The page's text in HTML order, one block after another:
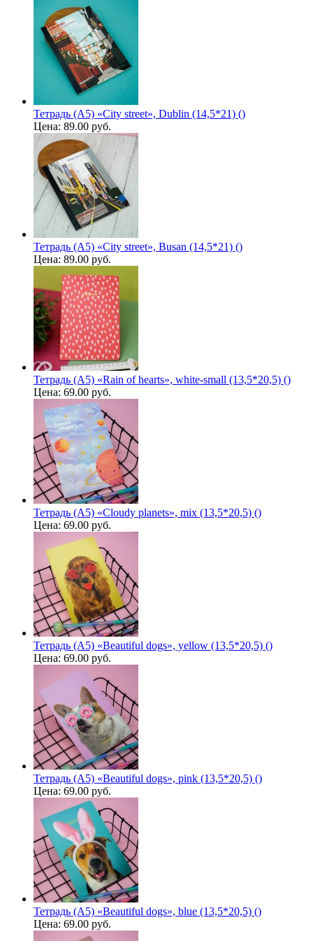
Тетрадь (A5) «City street», Dublin (14,5*21) ()
Цена: 89.00 руб.
Тетрадь (A5) «City street», Busan (14,5*21) ()
Цена: 89.00 руб.
Тетрадь (A5) «Rain of hearts», white-small (13,5*20,5) ()
Цена: 69.00 руб.
Тетрадь (A5) «Cloudy planets», mix (13,5*20,5) ()
Цена: 69.00 руб.
Тетрадь (A5) «Beautiful dogs», yellow (13,5*20,5) ()
Цена: 69.00 руб.
Тетрадь (A5) «Beautiful dogs», pink (13,5*20,5) ()
Цена: 69.00 руб.
Тетрадь (A5) «Beautiful dogs», blue (13,5*20,5) ()
Цена: 69.00 руб.